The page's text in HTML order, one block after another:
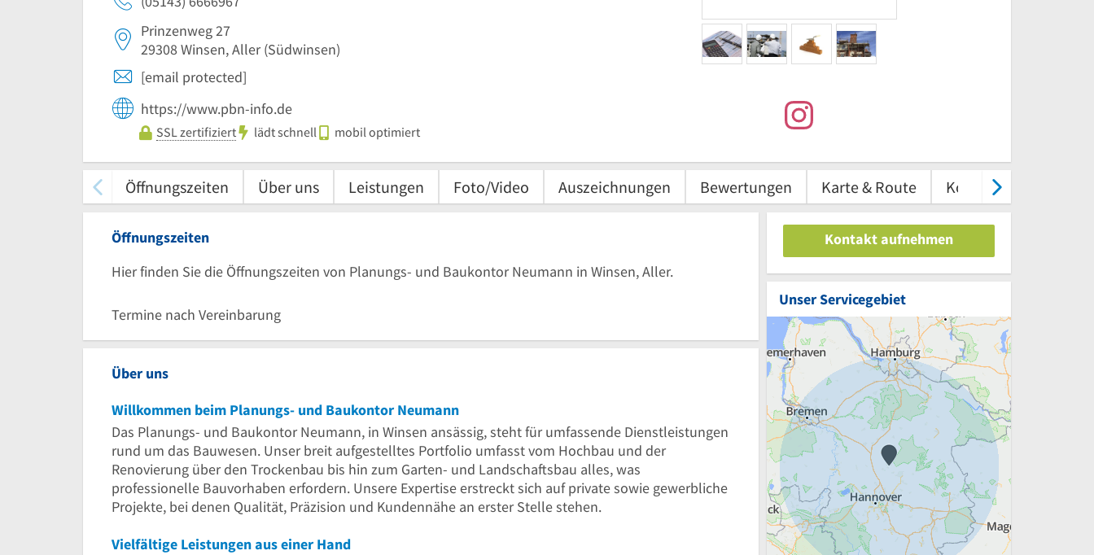
Prinzenweg 27
29308Winsen, Aller(Südwinsen)
[email protected]
https://www.pbn-info.de
SSL zertifiziert lädt schnell mobil optimiert
Öffnungszeiten Über uns Leistungen Foto/Video Auszeichnungen Bewertungen Karte & Route Kontakt
Öffnungszeiten
Hier finden Sie die Öffnungszeiten von Planungs- und Baukontor Neumann in Winsen, Aller.
Termine nach Vereinbarung
Über uns
Willkommen beim Planungs- und Baukontor Neumann
Das Planungs- und Baukontor Neumann, in Winsen ansässig, steht für umfassende Dienstleistungen
rund um das Bauwesen. Unser breit aufgestelltes Portfolio umfasst vom Hochbau und der
Renovierung über den Trockenbau bis hin zum Garten- und Landschaftsbau alles, was
professionelle Bauvorhaben erfordern. Unsere Expertise erstreckt sich auf private sowie gewerbliche
Projekte, bei denen Qualität, Präzision und Kundennähe an erster Stelle stehen.
Vielfältige Leistungen aus einer Hand
Kontakt aufnehmen
Unser Servicegebiet